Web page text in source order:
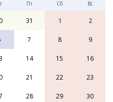
Пт Сб Вс
31 1 2
7 8 9
14 15 16
21 22 23
28 29 30